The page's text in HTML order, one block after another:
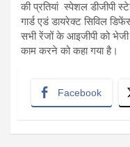
की प्रतियां स्पेशल डीजीपी
गार्ड एडं डायरेक्ट सिविल
सभी रेंजों के आइजीपी को
काम करने को कहा गया है।
Facebook